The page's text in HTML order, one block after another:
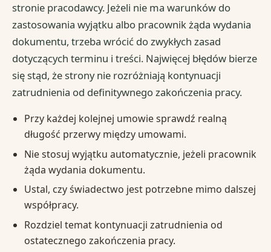
stronie pracodawcy. Jeżeli nie ma warunków do
zastosowania wyjątku albo pracownik żąda wydania
dokumentu, trzeba wrócić do zwykłych zasad
dotyczących terminu i treści. Najwięcej błędów bierze
się stąd, że strony nie rozróżniają kontynuacji
zatrudnienia od definitywnego zakończenia pracy.
Przy każdej kolejnej umowie sprawdź realną
długość przerwy między umowami.
Nie stosuj wyjątku automatycznie, jeżeli pracownik
żąda wydania dokumentu.
Ustal, czy świadectwo jest potrzebne mimo dalszej
współpracy.
Rozdziel temat kontynuacji zatrudnienia od
ostatecznego zakończenia pracy.